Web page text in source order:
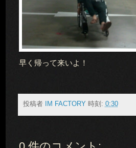
早く帰って来いよ！
投稿者 IM FACTORY 時刻: 0:30